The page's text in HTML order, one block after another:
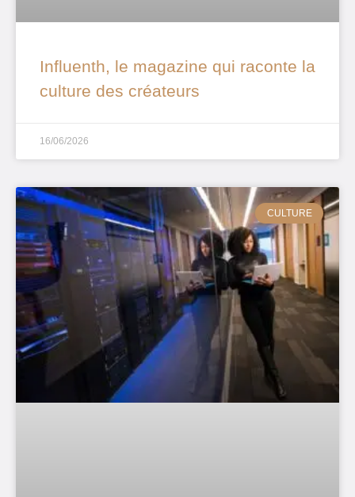
Influenth, le magazine qui raconte la
culture des créateurs
16/06/2026
CULTURE